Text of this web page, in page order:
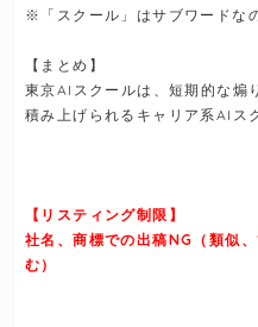
※「スクール」はサブワードな
【まとめ】
東京AIスクールは、短期的な煽
積み上げられるキャリア系AIス
【リスティング制限】
社名、商標での出稿NG（類似
む）